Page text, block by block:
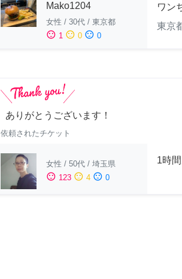
Mako1204
女性 / 30代 / 東京都
sentiment_satisfied 1 sentiment_neutral 0 sentiment_dissatisfied 0
ワン
東京
ありがとうございます！
依頼されたチケット
女性 / 50代 / 埼玉県
sentiment_satisfied 123 sentiment_neutral 4 sentiment_dissatisfied 0
1時